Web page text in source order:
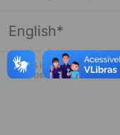
Desculpe,
English*
* Esses idiomas serão
terceiros.